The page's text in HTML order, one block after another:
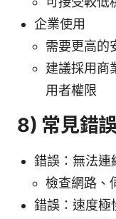
企業使用
需要更高的
建議採用商
用者權限
8) 常見錯
錯誤：無法連
檢查網路、
錯誤：速度極